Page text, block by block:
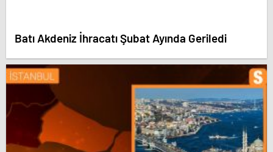
Batı Akdeniz İhracatı Şubat Ayında Geriledi